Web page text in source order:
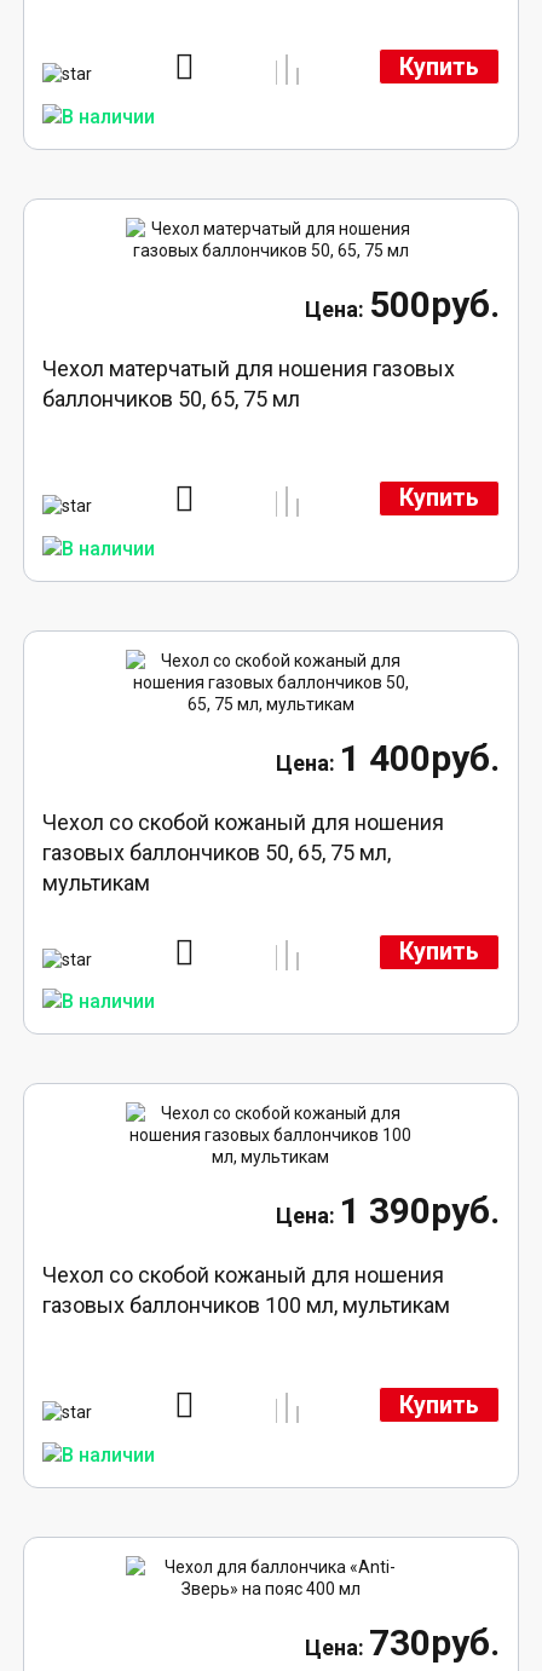
Купить
500руб.
Чехол матерчатый для ношения газовых
баллончиков 50, 65, 75 мл
Купить
1 400руб.
Чехол со скобой кожаный для ношения
газовых баллончиков 50, 65, 75 мл,
мультикам
Купить
1 390руб.
Чехол со скобой кожаный для ношения
газовых баллончиков 100 мл, мультикам
Купить
730руб.